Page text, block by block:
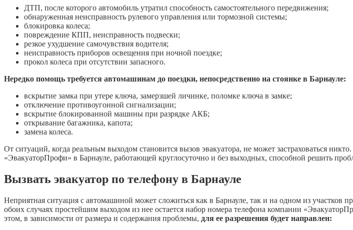
ДТП, после которого автомобиль утратил способность самостоятельного передвижения;
обнаруженная неисправность рулевого управления или тормозной системы;
блокировка колеса;
повреждение КПП, неисправность подвески;
резкое ухудшение самочувствия водителя;
неисправность приборов освещения при ночной поездке;
прокол колеса при отсутствии запасного.
Нередко помощь требуется автомашинам до поездки, непосредственно на стоянке в Барнауле:
вскрытие замка при утере ключа, замерзшей личинке, поломке ключа в замке;
отключение противоугонной сигнализации;
вскрытие блокированной машины при разрядке АКБ;
открывание багажника, капота;
замена колеса.
От ситуаций, когда реальным выходом становится вызов эвакуатора, не может застраховаться
«ЭвакуаторПрофи» в Барнауле, работающей круглосуточно и без выходных, способной решить
Вызвать эвакуатор по телефону в Барнауле
Неприятная ситуация с автомашиной может сложиться как в Барнауле, так и на одном из участков
обоих случаях простейшим выходом из нее остается набор номера телефона компании
этом, в зависимости от размера и содержания проблемы, для ее разрешения будет направлен: